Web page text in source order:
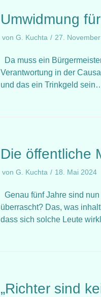
Umwidmung
von G. Kuchta 27.
Da muss ein
Verantwortung in der
und das ein Trinkgeld
Die öffentliche
von G. Kuchta 18. Mai 2024
Genau fünf Jahre sind
überrascht? Das, was
dass sich solche Leute
„Richter sind